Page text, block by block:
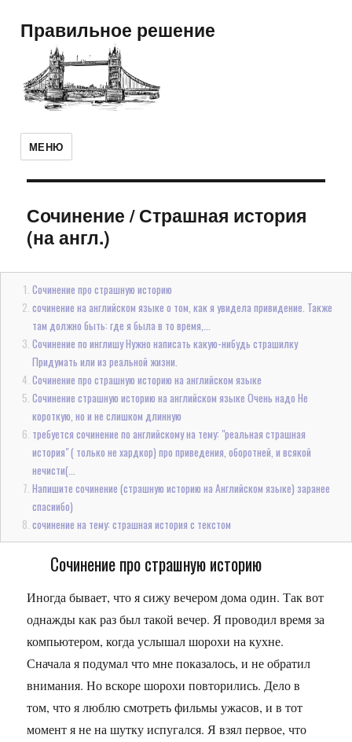
Правильное решение
МЕНЮ
Сочинение/Страшная история
(на англ.)
Сочинение про страшную историю
сочинение на английском языке о том, как я увидела привидение. Также
там должно быть: где я была в то время,...
Сочинение по инглишу Нужно написать какую-нибудь страшилку
Придумать или из реальной жизни.
Сочинение про страшную историю на английском языке
Сочинение страшную историю на английском языке Очень надо Не
короткую, но и не слишком длинную
требуется сочинение по английскому на тему: "реальная страшная
история" ( только не хардкор) про приведения, оборотней, и всякой
нечисти(...
Напишите сочинение (страшную историю на Английском языке) заранее
спасиибо)
сочинение на тему: страшная история с текстом
Сочинение про страшную историю
Иногда бывает, что я сижу вечером дома один. Так вот
однажды как раз был такой вечер. Я проводил время за
компьютером, когда услышал шорохи на кухне.
Сначала я подумал что мне показалось, и не обратил
внимания. Но вскоре шорохи повторились. Дело в
том, что я люблю смотреть фильмы ужасов, и в тот
момент я не на шутку испугался. Я взял первое, что